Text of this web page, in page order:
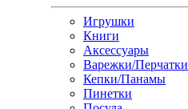
Игрушки
Книги
Аксессуары
Варежки/Перчатки
Кепки/Панамы
Пинетки